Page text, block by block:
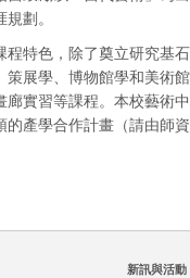
劃。
程特色，除了奠立研究基
展學、博物館學和美術
廊實習等課程。本校藝術
產學合作計畫（請由師
新訊與活動